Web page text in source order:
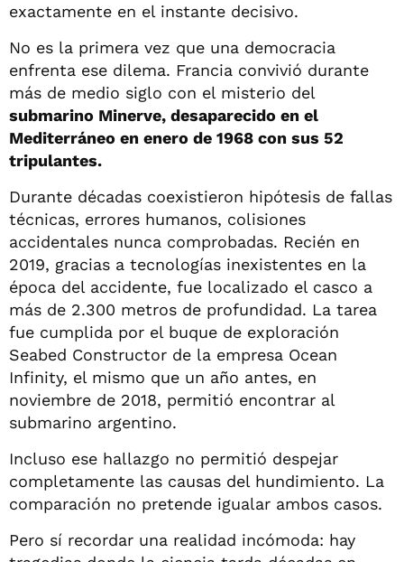
exactamente en el instante decisivo.
No es la primera vez que una democracia
enfrenta ese dilema. Francia convivió durante
más de medio siglo con el misterio del
submarino Minerve, desaparecido en el
Mediterráneo en enero de 1968 con sus 52
tripulantes.
Durante décadas coexistieron hipótesis de fallas
técnicas, errores humanos, colisiones
accidentales nunca comprobadas. Recién en
2019, gracias a tecnologías inexistentes en la
época del accidente, fue localizado el casco a
más de 2.300 metros de profundidad. La tarea
fue cumplida por el buque de exploración
Seabed Constructor de la empresa Ocean
Infinity, el mismo que un año antes, en
noviembre de 2018, permitió encontrar al
submarino argentino.
Incluso ese hallazgo no permitió despejar
completamente las causas del hundimiento. La
comparación no pretende igualar ambos casos.
Pero sí recordar una realidad incómoda: hay